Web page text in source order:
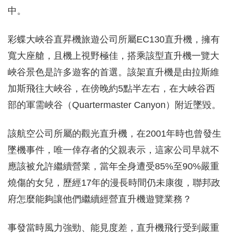
中。
彩蝶大峽谷直昇機旅遊公司所屬EC130直升機，擁有
寬大座艙，且機上視野極佳，搭乘該型直升機一覽大
峽谷景色是許多遊客的首選。該架直升機是由拉斯維
加斯飛往大峽谷，在傍晚約5點半左右，在大峽谷西
部的軍需峽谷（Quartermaster Canyon）附近墜毀。
該航空公司所屬的觀光直升機，在2001年時也曾發生
墜機事件，唯一倖存者的父親表示，這家公司早就不
應該被允許繼續營業，當年全身遭受85%至90%嚴重
燒傷的女兒，歷經17年的漫長時間仍未康復，聯邦政
府怎麼能夠讓他們繼續經營直升機遊覽業務？
事發當時風力強勁、能見度差，直升機飛行受到嚴重